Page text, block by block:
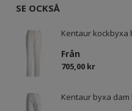
SE OCKSÅ
Kentaur kockbyxa
Från
705,00 kr
Kentaur byxa dam